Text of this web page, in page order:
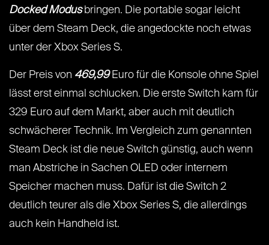
Docked Modusbringen. Die portable sogar leicht
über dem Steam Deck, die angedockte noch etwas
unter der Xbox Series S.
Der Preis von 469,99Euro für die Konsole ohne Spiel
lässt erst einmal schlucken. Die erste Switch kam für
329 Euro auf dem Markt, aber auch mit deutlich
schwächerer Technik. Im Vergleich zum genannten
Steam Deck ist die neue Switch günstig, auch wenn
man Abstriche in Sachen OLED oder internem
Speicher machen muss. Dafür ist die Switch 2
deutlich teurer als die Xbox Series S, die allerdings
auch kein Handheld ist.